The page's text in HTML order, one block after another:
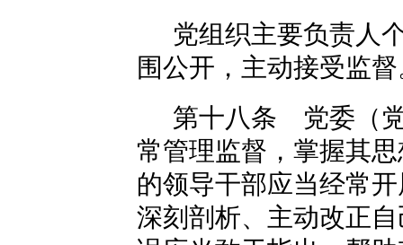
党组织主要负责人
围公开，主动接受监
第十八条 党委（
常管理监督，掌握其
的领导干部应当经常
深刻剖析、主动改正